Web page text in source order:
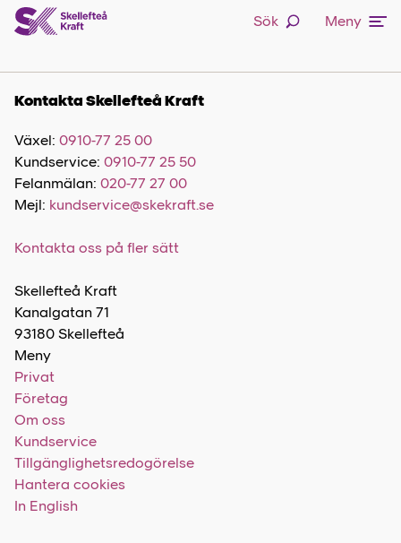
Sök
Meny
Kontakta Skellefteå Kraft
Växel: 0910-77 25 00
Kundservice: 0910-77 25 50
Felanmälan: 020-77 27 00
Mejl: kundservice@skekraft.se
Kontakta oss på fler sätt
Skellefteå Kraft
Kanalgatan 71
93180 Skellefteå
Meny
Privat
Företag
Om oss
Kundservice
Tillgänglighetsredogörelse
Hantera cookies
In English